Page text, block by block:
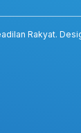
Rakyat.